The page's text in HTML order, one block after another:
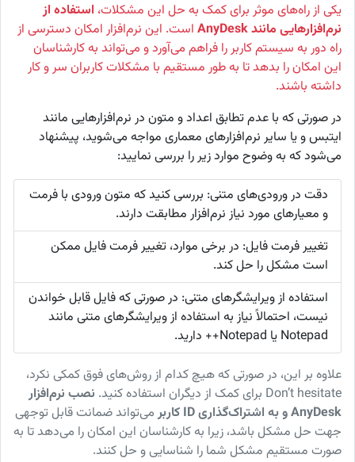
یکی از راه‌های موثر برای کمک به حل این مشکلات، استفاده از
نرم‌افزارهایی مانند AnyDesk
است. این نرم‌افزار امکان دسترسی از
راه دور به سیستم کاربر را فراهم می‌آورد و می‌تواند به کارشناسان
این امکان را بدهد تا به طور مستقیم با مشکلات کاربران سر و کار
داشته باشند.
در صورتی که با عدم تطابق اعداد و متون در نرم‌افزارهایی مانند
ایتبس و یا سایر نرم‌افزارهای معماری مواجه می‌شوید، پیشنهاد
می‌شود که به وضوح موارد زیر را بررسی نمایید:
دقت در ورودی‌های متنی: بررسی کنید که متون ورودی با فرمت
و معیارهای مورد نیاز نرم‌افزار مطابقت دارند.
تغییر فرمت فایل: در برخی موارد، تغییر فرمت فایل ممکن
است مشکل را حل کند.
استفاده از ویرایشگرهای متنی: در صورتی که فایل قابل خواندن
نیست، احتمالاً نیاز به استفاده از ویرایشگرهای متنی مانند
Notepad یا Notepad++ دارید.
علاوه بر این، در صورتی که هیچ کدام از روش‌های فوق کمکی نکرد،
Don’t hesitate برای کمک از دیگران استفاده کنید.
نصب نرم‌افزار
AnyDesk و به اشتراک‌گذاری ID کاربر
می‌تواند ضمانت قابل توجهی
جهت حل مشکل باشد، زیرا به کارشناسان این امکان را می‌دهد تا به
صورت مستقیم مشکل شما را شناسایی و حل کنند.